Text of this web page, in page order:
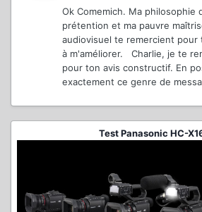
Ok Comemich. Ma philosophie
prétention et ma pauvre
audiovisuel te remercient pour
à m'améliorer. Charlie, je te
pour ton avis constructif. En
exactement ce genre de
Test Panasonic HC-